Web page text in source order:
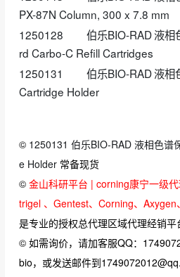
PX-87N Column, 300 x 7.8 mm
1250128
伯乐BIO-RAD液相
rd Carbo-C Refill Cartridges
1250131
伯乐BIO-RAD液相
Cartridge Holder
© 1250131 伯乐BIO-RAD 液相色谱
e Holder 常备现货
© 金山科研平台 | corning康宁一级
trigel 、Gentest、Corning、Axygen
是专业的授权总代理区域代理经销平
© 如需询价，请加客服QQ：
bio，或发送邮件到